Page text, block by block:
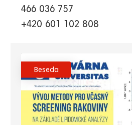
466 036 757
+420 601 102 808
Beseda